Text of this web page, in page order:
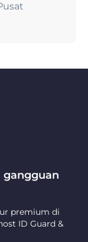
premium di
ID Guard &